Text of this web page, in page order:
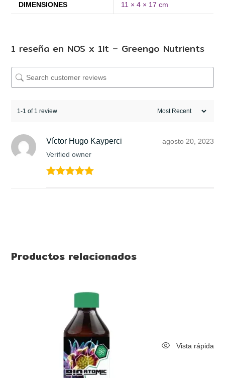
DIMENSIONES 11 × 4 × 17 cm
1 reseña en NOS x 1lt – Greengo Nutrients
1-1 of 1 review
Víctor Hugo Kayperci
Verified owner
agosto 20, 2023
Productos relacionados
Vista rápida